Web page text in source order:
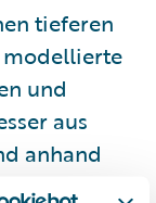
tieferen
modellierte
und
aus
anhand